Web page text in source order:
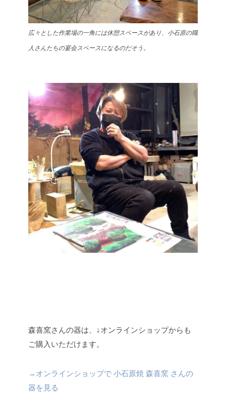
広々とした作業場の一角には休憩スペースがあり、小石原の職
人さんたちの宴会スペースになるのだそう。
森喜窯さんの器は、↓オンラインショップからも
ご購入いただけます。
→オンラインショップで 小石原焼 森喜窯 さんの
器を見る